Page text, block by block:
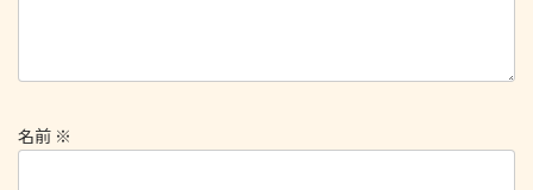
名前 ※